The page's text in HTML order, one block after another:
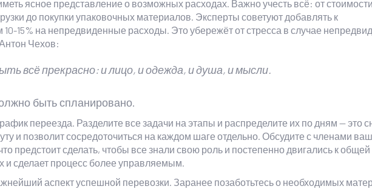
ясное представление о возможных расходах. Важно учесть всё: от стоимости
до покупки упаковочных материалов. Эксперты советуют добавлять к
15% на непредвиденные расходы. Это убережёт от стресса в случае
Чехов:
всё прекрасно: и лицо, и одежда, и душа, и мысли.
быть спланировано.
переезда. Разделите все задачи на этапы и распределите их по дням — это
и позволит сосредоточиться на каждом шаге отдельно. Обсудите с членами
предстоит сделать, чтобы все знали свою роль и постепенно двигались к общей
и сделает процесс более управляемым.
аспект успешной перевозки. Заранее позаботьтесь о необходимых